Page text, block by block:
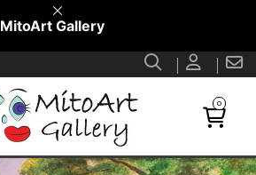
MitoArt Gallery
0